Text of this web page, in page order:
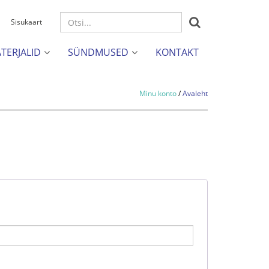

Sisukaart
 SÜNDMUSED  KONTAKT
Avaleht
/
Minu konto